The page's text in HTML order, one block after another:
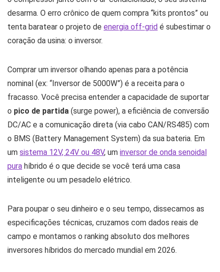
desarma. O erro crônico de quem compra “kits prontos” ou
tenta baratear o projeto de energia off-grid é subestimar o
coração da usina: o inversor.
Comprar um inversor olhando apenas para a potência
nominal (ex: “Inversor de 5000W”) é a receita para o
fracasso. Você precisa entender a capacidade de suportar
o pico de partida (surge power), a eficiência de conversão
DC/AC e a comunicação direta (via cabo CAN/RS485) com
o BMS (Battery Management System) da sua bateria. Em
um sistema 12V, 24V ou 48V, um inversor de onda senoidal
pura híbrido é o que decide se você terá uma casa
inteligente ou um pesadelo elétrico.
Para poupar o seu dinheiro e o seu tempo, dissecamos as
especificações técnicas, cruzamos com dados reais de
campo e montamos o ranking absoluto dos melhores
inversores híbridos do mercado mundial em 2026.